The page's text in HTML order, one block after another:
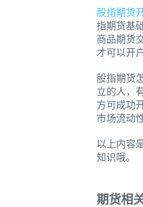
股指期货
指期货基
商品期货
才可以开
股指期货
立的人，
方可成功
市场流动
以上内容
知识哦。
期货相